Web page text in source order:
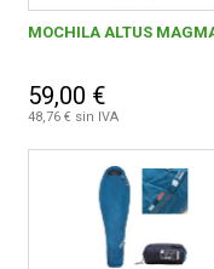
MOCHILA ALTUS
59,00 €
48,76 € sin IVA